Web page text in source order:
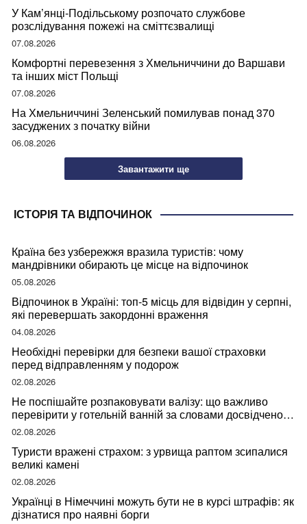
У Кам’янці-Подільському розпочато службове
розслідування пожежі на сміттєзвалищі
07.08.2026
Комфортні перевезення з Хмельниччини до Варшави
та інших міст Польщі
07.08.2026
На Хмельниччині Зеленський помилував понад 370
засуджених з початку війни
06.08.2026
Завантажити ще
ІСТОРІЯ ТА ВІДПОЧИНОК
Країна без узбережжя вразила туристів: чому
мандрівники обирають це місце на відпочинок
05.08.2026
Відпочинок в Україні: топ-5 місць для відвідин у серпні,
які перевершать закордонні враження
04.08.2026
Необхідні перевірки для безпеки вашої страховки
перед відправленням у подорож
02.08.2026
Не поспішайте розпаковувати валізу: що важливо
перевірити у готельній ванній за словами досвідченої
мандрівниці
02.08.2026
Туристи вражені страхом: з урвища раптом зсипалися
великі камені
02.08.2026
Українці в Німеччині можуть бути не в курсі штрафів: як
дізнатися про наявні борги